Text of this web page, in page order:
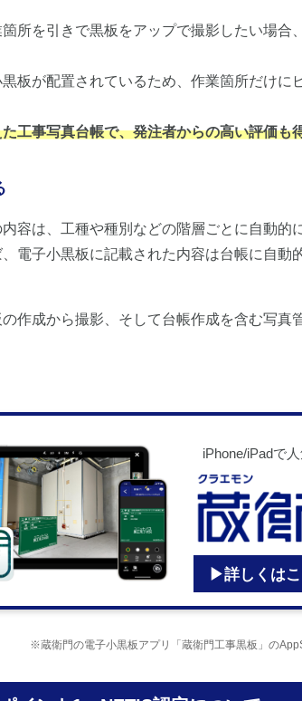
所を引きで黒板をアップで撮影したい場
板が配置されているため、作業箇所だけ
工事写真台帳で、発注者からの高い評価も
容は、工種や種別などの階層ごとに自動
電子小黒板に記載された内容は台帳に自動
作成から撮影、そして台帳作成を含む写
iPhone/iPadで
▶詳しくは
※蔵衛門の電子小黒板アプリ「蔵衛門工事黒板」の